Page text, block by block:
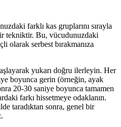
farklı kas gruplarını sırayla
tekniktir. Bu, vücudunuzdaki
olarak serbest bırakmanıza
yukarı doğru ilerleyin. Her
boyunca gerin (örneğin, ayak
20-30 saniye boyunca tamamen
farkı hissetmeye odaklanın.
taradıktan sonra, genel bir